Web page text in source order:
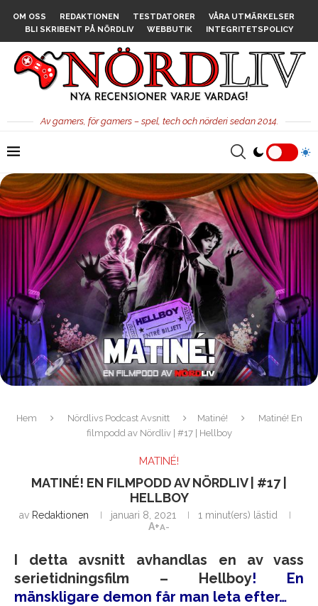
OM OSS REDAKTIONEN TESTDATORER
VÅRA UTMÄRKELSER
BLI SKRIBENT PÅ NÖRDLIV
WEBBUTIK INTEGRITETSPOLICY
Av gamers, för gamers – spel, tech och nörderi sedan 2014.
Hem Nördlivs Podcast Avsnitt Matiné!
Matiné! En
filmpodd av Nördliv | #17 | Hellboy
MATINÉ!
MATINÉ! EN FILMPODD AV NÖRDLIV | #17 |
HELLBOY
av Redaktionen januari 8, 2021
1 minut(ers) lästid
A+A-
I detta avsnitt avhandlas en av vass
serietidningsfilm – Hellboy! En
mänskligare demon får man leta efter…